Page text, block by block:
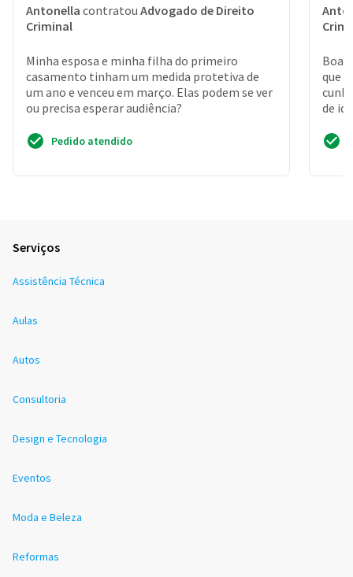
Antonella contratou Advogado de Direito
Criminal
Minha esposa e minha filha do primeiro
casamento tinham um medida protetiva de
um ano e venceu em março. Elas podem se ver
ou precisa esperar audiência?
Pedido atendido
Boa
que
de
Serviços
Assistência Técnica
Aulas
Autos
Consultoria
Design e Tecnologia
Eventos
Moda e Beleza
Reformas